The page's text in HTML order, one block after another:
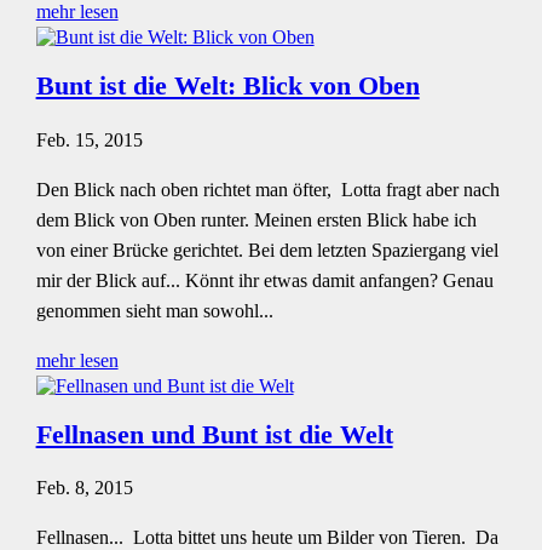
mehr lesen
Bunt ist die Welt: Blick von Oben
Feb. 15, 2015
Den Blick nach oben richtet man öfter, Lotta fragt aber nach
dem Blick von Oben runter. Meinen ersten Blick habe ich
von einer Brücke gerichtet. Bei dem letzten Spaziergang viel
mir der Blick auf... Könnt ihr etwas damit anfangen? Genau
genommen sieht man sowohl...
mehr lesen
Fellnasen und Bunt ist die Welt
Feb. 8, 2015
Fellnasen... Lotta bittet uns heute um Bilder von Tieren. Da